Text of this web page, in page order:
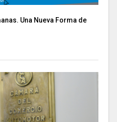
Una Nueva Forma de